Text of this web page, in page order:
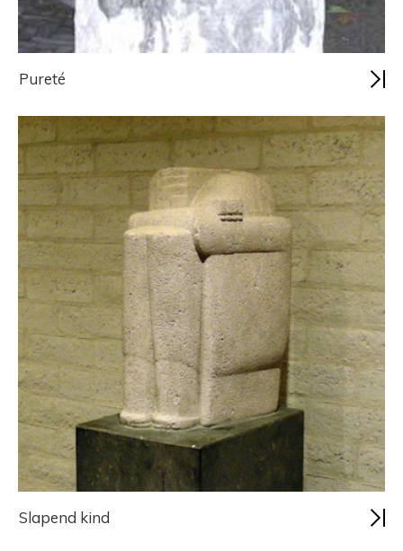
Pureté
Slapend kind